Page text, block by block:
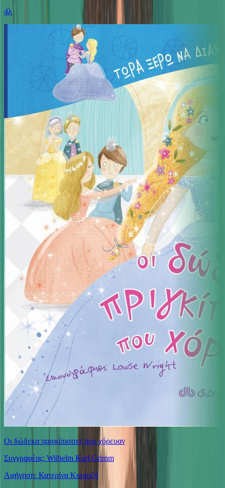
4λ
Οι δώδεκα πριγκίπισσες που χόρευαν
Συγγραφέας: Wilhelm Karl Grimm
Αφήγηση: Κατερίνα Κυρμιζή